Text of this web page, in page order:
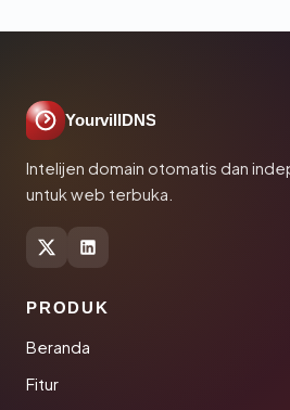
YourvillDNS
Intelijen domain otomatis dan
untuk web terbuka.
PRODUK
Beranda
Fitur